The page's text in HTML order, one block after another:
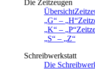
Die Zeitzeugen
Übersicht
G
– H
K
– P
S
–
Z
Schreibwerkstatt
Die